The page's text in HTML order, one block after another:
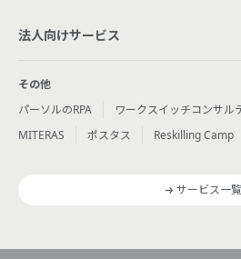
法人向けサービス
その他
パーソルのRPA
ワークスイッチコンサル
MITERAS
ポスタス Reskilling Camp
サービス一覧